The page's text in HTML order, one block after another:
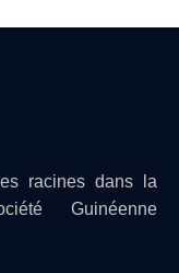
racines dans la
Guinéenne